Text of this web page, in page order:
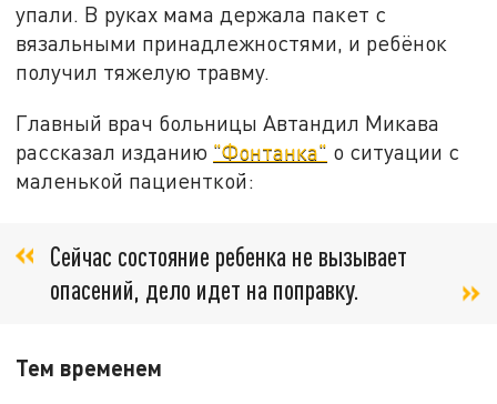
упали. В руках мама держала пакет с
вязальными принадлежностями, и ребёнок
получил тяжелую травму.
Главный врач больницы Автандил Микава
рассказал изданию "Фонтанка" о ситуации с
маленькой пациенткой:
Сейчас состояние ребенка не вызывает
опасений, дело идет на поправку.
Тем временем